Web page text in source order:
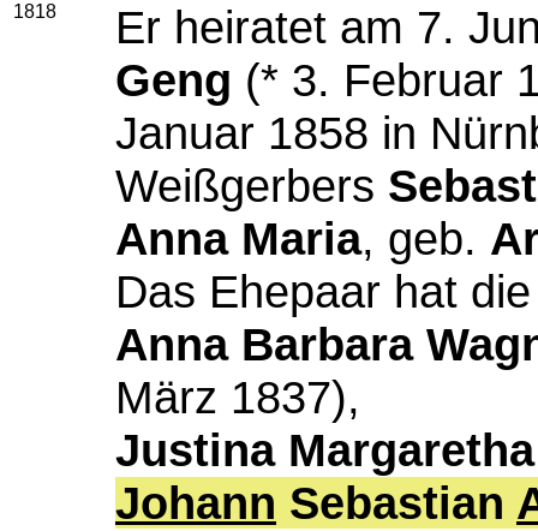
1818
Er heiratet am 7.
Geng (* 3. Februar
Januar 1858 in
Weißgerbers
Anna Maria, geb.
Das Ehepaar hat
Anna Barbara
März 1837),
Justina
Johann Sebastian